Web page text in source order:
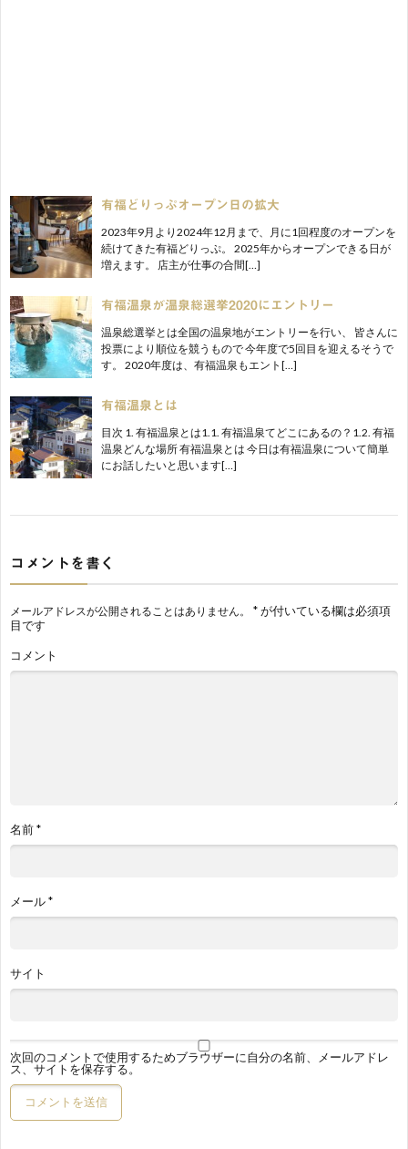
有福どりっぷオープン日の拡大
2023年9月より2024年12月まで、月に1回程度のオープンを
続けてきた有福どりっぷ。 2025年からオープンできる日が
増えます。 店主が仕事の合間[…]
有福温泉が温泉総選挙2020にエントリー
温泉総選挙とは全国の温泉地がエントリーを行い、 皆さんに
投票により順位を競うもので 今年度で5回目を迎えるそうで
す。 2020年度は、有福温泉もエント[…]
有福温泉とは
目次 1. 有福温泉とは1.1. 有福温泉てどこにあるの？1.2. 有福
温泉どんな場所 有福温泉とは 今日は有福温泉について簡単
にお話したいと思います[…]
コメントを書く
メールアドレスが公開されることはありません。 *が付いている欄は必須項
目です
コメント
名前*
メール*
サイト
次回のコメントで使用するためブラウザーに自分の名前、メールアドレ
ス、サイトを保存する。